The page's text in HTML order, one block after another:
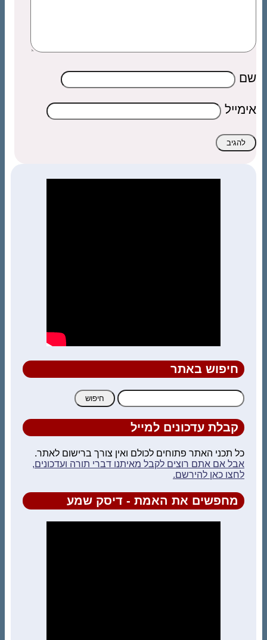
שם
אימייל
חיפוש באתר
חיפוש:
קבלת עדכונים למייל
כל תכני האתר פתוחים לכולם ואין צורך ברישום לאתר.
אבל אם אתם רוצים לקבל מאיתנו דברי תורה ועדכונים,
לחצו כאן להירשם.
מחפשים את האמת - דיסק שמע